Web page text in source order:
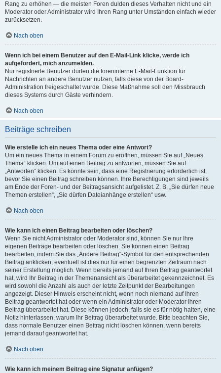
Rang zu erhöhen — die meisten Foren dulden dieses Verhalten nicht und ein
Moderator oder Administrator wird Ihren Rang unter Umständen einfach wieder
zurücksetzen.
Nach oben
Wenn ich bei einem Benutzer auf den E-Mail-Link klicke, werde ich
aufgefordert, mich anzumelden.
Nur registrierte Benutzer dürfen die foreninterne E-Mail-Funktion für
Nachrichten an andere Benutzer nutzen, falls diese von der Board-
Administration freigeschaltet wurde. Diese Maßnahme soll den Missbrauch
dieses Systems durch Gäste verhindern.
Nach oben
Beiträge schreiben
Wie erstelle ich ein neues Thema oder eine Antwort?
Um ein neues Thema in einem Forum zu eröffnen, müssen Sie auf „Neues
Thema“ klicken. Um auf einen Beitrag zu antworten, müssen Sie auf
„Antworten“ klicken. Es könnte sein, dass eine Registrierung erforderlich ist,
bevor Sie einen Beitrag schreiben können. Ihre Berechtigungen sind jeweils
am Ende der Foren- und der Beitragsansicht aufgelistet. Z. B. „Sie dürfen neue
Themen erstellen“, „Sie dürfen Dateianhänge erstellen“ usw.
Nach oben
Wie kann ich einen Beitrag bearbeiten oder löschen?
Wenn Sie nicht Administrator oder Moderator sind, können Sie nur Ihre
eigenen Beiträge bearbeiten oder löschen. Sie können einen Beitrag
bearbeiten, indem Sie das „Ändere Beitrag“-Symbol für den entsprechenden
Beitrag anklicken; eventuell ist dies nur für einen begrenzten Zeitraum nach
seiner Erstellung möglich. Wenn bereits jemand auf Ihren Beitrag geantwortet
hat, wird Ihr Beitrag in der Themenansicht als überarbeitet gekennzeichnet. Es
wird sowohl die Anzahl als auch der letzte Zeitpunkt der Bearbeitungen
angezeigt. Dieser Hinweis erscheint nicht, wenn noch niemand auf Ihren
Beitrag geantwortet hat oder wenn ein Administrator oder Moderator Ihren
Beitrag überarbeitet hat. Diese können jedoch, falls sie es für nötig halten, eine
Notiz hinterlassen, warum Ihr Beitrag überarbeitet wurde. Bitte beachten Sie,
dass normale Benutzer einen Beitrag nicht löschen können, wenn bereits
jemand darauf geantwortet hat.
Nach oben
Wie kann ich meinem Beitrag eine Signatur anfügen?